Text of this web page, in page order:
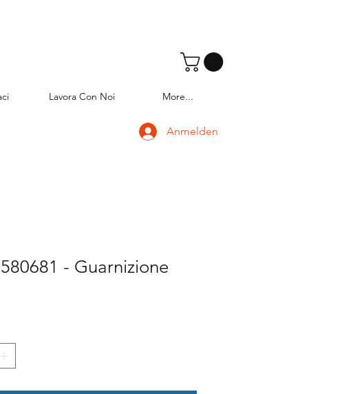
Lavora Con Noi More...
Anmelden
- Guarnizione